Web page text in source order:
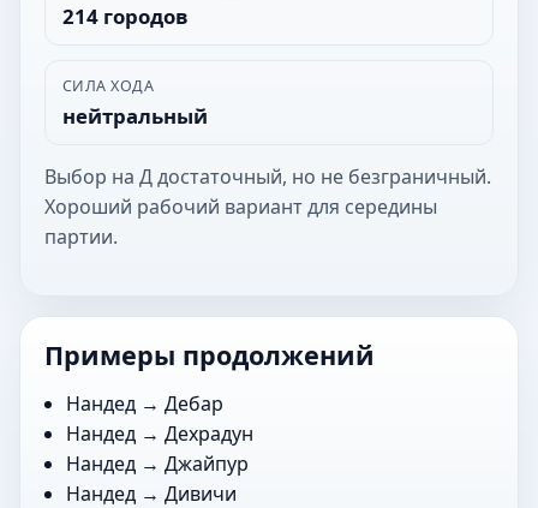
214 городов
СИЛА ХОДА
нейтральный
Выбор на Д достаточный, но не безграничный.
Хороший рабочий вариант для середины
партии.
Примеры продолжений
Нандед →Дебар
Нандед →Дехрадун
Нандед →Джайпур
Нандед →Дивичи